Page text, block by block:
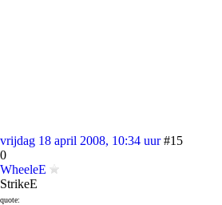
vrijdag 18 april 2008, 10:34 uur #15
0
WheeleE
StrikeE
quote: